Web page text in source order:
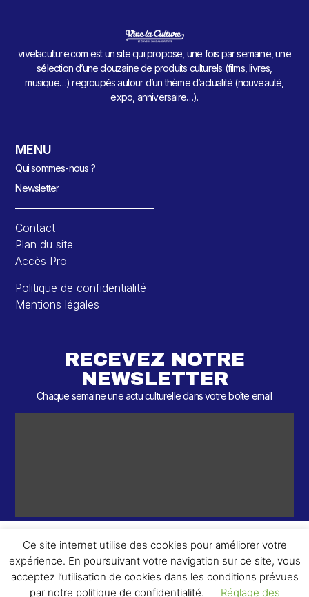
vivelaculture.com est un site qui propose, une fois par semaine, une
sélection d’une douzaine de produits culturels (films, livres,
musique…) regroupés autour d’un thème d’actualité (nouveauté,
expo, anniversaire…).
MENU
Qui sommes-nous ?
Newsletter
Contact
Plan du site
Accès Pro
Politique de confidentialité
Mentions légales
RECEVEZ NOTRE
NEWSLETTER
Chaque semaine une actu culturelle dans votre boîte email
© 2026 – 2 ème Round – Tous droits réservés.
Ce site internet utilise des cookies pour améliorer votre
expérience. En poursuivant votre navigation sur ce site, vous
acceptez l’utilisation de cookies dans les conditions prévues
par notre politique de confidentialité.
Réglage des